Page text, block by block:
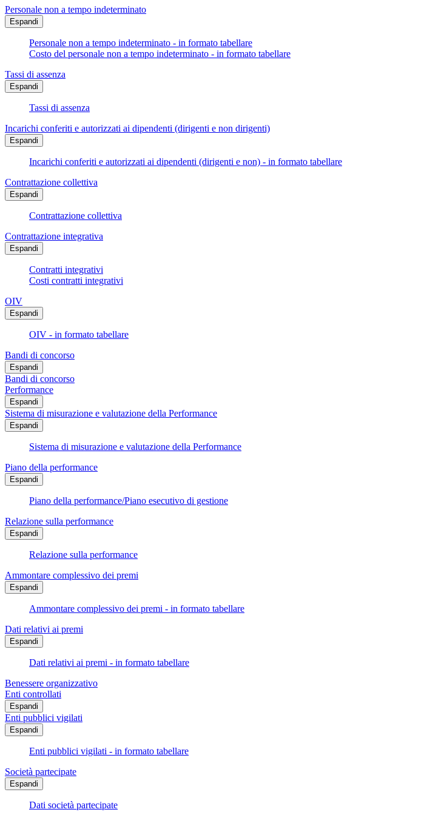
Personale non a tempo indeterminato
Espandi
Personale non a tempo indeterminato - in formato tabellare
Costo del personale non a tempo indeterminato - in formato tabellare
Tassi di assenza
Espandi
Tassi di assenza
Incarichi conferiti e autorizzati ai dipendenti (dirigenti e non dirigenti)
Espandi
Incarichi conferiti e autorizzati ai dipendenti (dirigenti e non) - in formato tabellare
Contrattazione collettiva
Espandi
Contrattazione collettiva
Contrattazione integrativa
Espandi
Contratti integrativi
Costi contratti integrativi
OIV
Espandi
OIV - in formato tabellare
Bandi di concorso
Espandi
Bandi di concorso
Performance
Espandi
Sistema di misurazione e valutazione della Performance
Espandi
Sistema di misurazione e valutazione della Performance
Piano della performance
Espandi
Piano della performance/Piano esecutivo di gestione
Relazione sulla performance
Espandi
Relazione sulla performance
Ammontare complessivo dei premi
Espandi
Ammontare complessivo dei premi - in formato tabellare
Dati relativi ai premi
Espandi
Dati relativi ai premi - in formato tabellare
Benessere organizzativo
Enti controllati
Espandi
Enti pubblici vigilati
Espandi
Enti pubblici vigilati - in formato tabellare
Società partecipate
Espandi
Dati società partecipate